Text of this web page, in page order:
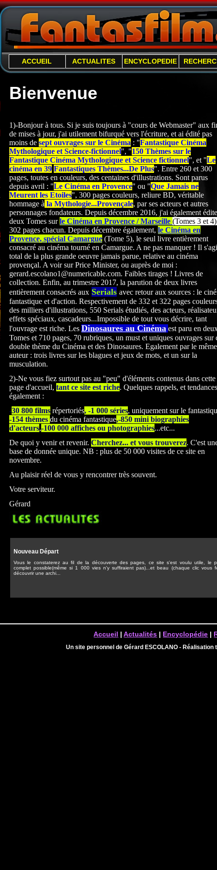
ACCUEIL ACTUALITES ENCYCLOPEDIE
Bienvenue
1)-Bonjour à tous. Si je suis toujours à "cours de Webmaster" aux
de mises à jour, j'ai utilement bifurqué vers l'écriture, et ai édité pas
moins de sept ouvrages sur le Cinéma : "Fantastique Cinéma
Mythologique et Science-fictionnel", "150 Thèmes sur le
Fantastique Cinéma Mythologique et Science fictionnel", et "Le
cinéma en 39 Fantastiques Thèmes...De Plus". Entre 260 et 300
pages, toutes en couleurs, des centaines d'illustrations. Sont parus
depuis avril : "Le Cinéma en Provence" ou "Que Jamais ne
Meurent les Etoiles", 300 pages couleurs, reliure BD, véritable
hommage à la Mythologie...Provençale, par ses acteurs et autres
personnages fondateurs. Depuis décembre 2016, j'ai également
deux Tomes surle Cinéma en Provence / Marseille (Tomes 3 et 4)
302 pages chacun. Depuis décembre également, le Cinéma en
Provence, spécial Camargue (Tome 5), le seul livre entièrement
consacré au cinéma tourné en Camargue. A ne pas manquer ! Il
total de la plus grande oeuvre jamais parue, relative au cinéma
provençal. A voir sur Price Minister, ou auprès de moi :
gerard.escolano1@numericable.com. Faibles tirages ! Livres de
collection. Enfin, au trimestre 2017, la parution de deux livres
entièrement consacrés aux Serials avec retour aux sources : le
fantastique et d'action. Respectivement de 332 et 322 pages
des milliers d'illustrations, 550 Serials étudiés, des acteurs,
effets spéciaux, cascadeurs...Impossible de tout vous décrire, tant
l'ouvrage est riche. Les Dinosaures au Cinéma est paru en
Tomes et 710 pages, 70 rubriques, un must et uniques ouvrages sur
double thème du Cinéma et des Dinosaures. Egalement par le même
auteur : trois livres sur les blagues et jeux de mots, et un sur la
musculation.
2)-Ne vous fiez surtout pas au "peu" d'éléments contenus dans cette
page d'accueil, tant ce site est riche. Quelques rappels, et tendances
également :
-30 800 films répertoriés, -1 000 séries, uniquement sur le
-154 thèmes du cinéma fantastique,-850 mini biographies
d'acteurs,-100 000 affiches ou photographies...etc...
De quoi y venir et revenir. Cherchez... et vous trouverez. C'est
base de donnée unique. NB : plus de 50 000 visites de ce site en
novembre.
Au plaisir réel de vous y rencontrer très souvent.
Votre serviteur.
Gérard
Nouveau Départ
Vous le constaterez au fil de la découverte des pages, ce site s'est voulu utile, le
complet possible(même si 1 000 vies n'y suffiraient pas)...et beau (chaque clic vous
découvrir une archi...
Accueil |Actualités | Encyclopédie |
Un site personnel de Gérard ESCOLANO -